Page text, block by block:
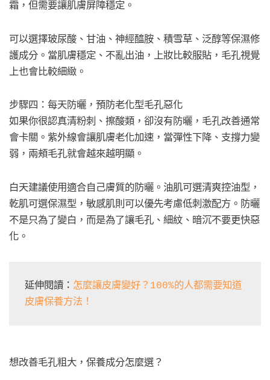
霜，但需要讓肌膚屏障穩定。
可以選擇玻尿酸、甘油、神經醯胺、積雪草、泛醇等保濕修
護成分。當肌膚穩定、不亂出油，上妝比較服貼，毛孔視覺
上也會比較細緻。
步驟四：每天防曬，預防老化型毛孔惡化
如果你很認真清粉刺、擦酸類，卻沒有防曬，毛孔改善通常
會卡關。紫外線會讓肌膚老化加速，當彈性下降、支撐力變
弱，兩頰毛孔就會越來越明顯。
白天建議使用適合自己膚質的防曬。油肌可選清爽控油型，
乾肌可選保濕型，敏感肌則可以優先考慮低刺激配方。防曬
不是只為了變白，而是為了讓毛孔、細紋、暗沉不要更快惡
化。
延伸閱讀： 怎麼讓皮膚變好？100%的人都需要知道
皮膚保養方法！
想改善毛孔粗大，保養成分怎麼選？